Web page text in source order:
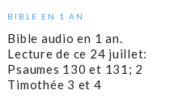
BIBLE EN 1 AN
Bible audio en 1 an.
Lecture de ce 24 juillet:
Psaumes 130 et 131; 2
Timothée 3 et 4